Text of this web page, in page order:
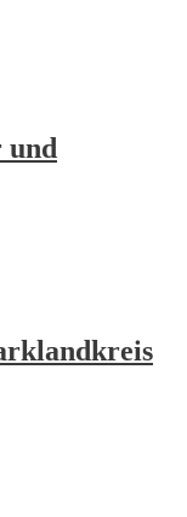
und